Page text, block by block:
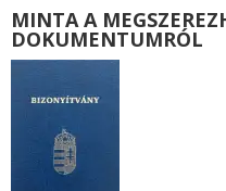
MINTA A
DOKUMENTUMRÓL